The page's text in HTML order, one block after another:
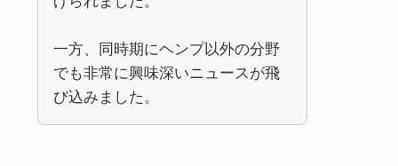
一方、同時期にヘンプ以外の分野
でも非常に興味深いニュースが飛
び込みました。